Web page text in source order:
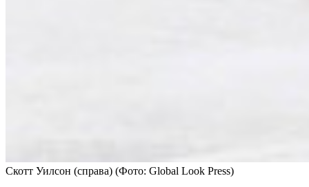
Скотт Уилсон (справа) (Фото: Global Look Press)